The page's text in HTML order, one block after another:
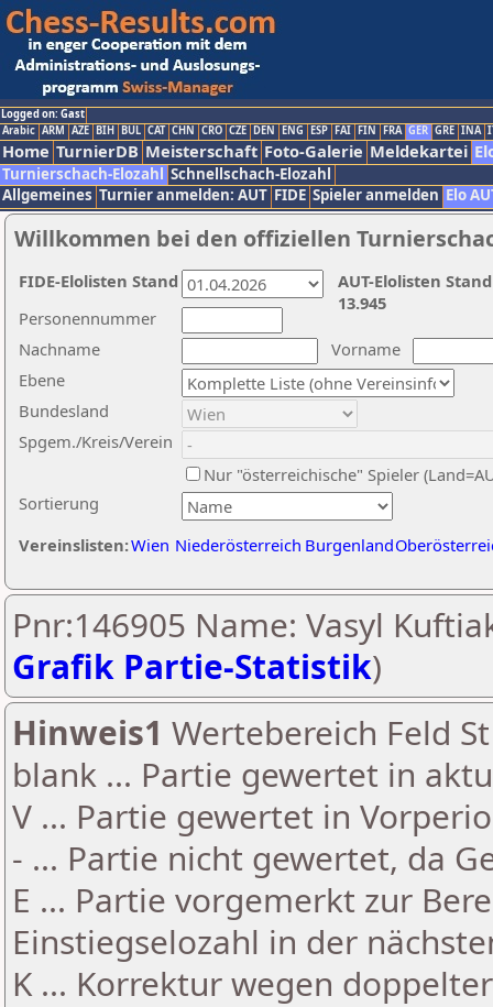
Logged on: Gast
Arabic ARM AZE BIH BUL CAT CHN CRO CZE DEN ENG ESP FAI FIN FRA GER GRE INA
Home TurnierDB Meisterschaft Foto-Galerie Meldekartei
Turnierschach-Elozahl Schnellschach-Elozahl
Allgemeines Turnier anmelden: AUT FIDE Spieler anmelden Elo
Willkommen bei den offiziellen
Nachname
Vorname
Ebene
Sortierung
Personennummer
Bundesland
Spgem./Kreis/Verein
Nur "österreichische" Spieler
Vereinslisten:Wien Niederösterreich Burgenland
AUT-Elolisten
13.945
FIDE-Elolisten Stand
Pnr:146905 Name: Vasyl
Grafik Partie-Statistik)
Hinweis1 Wertebereich Feld
blank ... Partie gewertet in
V ... Partie gewertet in
- ... Partie nicht gewertet, da
E ... Partie vorgemerkt zur
Einstiegselozahl in der
K ... Korrektur wegen